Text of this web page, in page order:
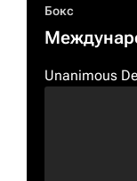
Бокс
Unanimous